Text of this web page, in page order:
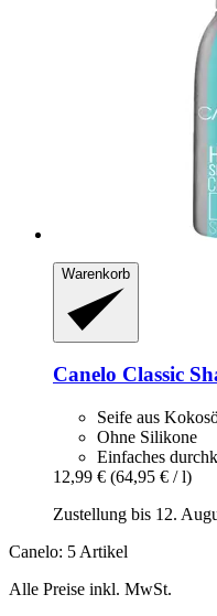
Warenkorb
Canelo Classic
Seife aus
Ohne Silikone
Einfaches
12,99 € (64,95 € / l)
Zustellung bis 12.
Canelo: 5 Artikel
Alle Preise inkl. MwSt.